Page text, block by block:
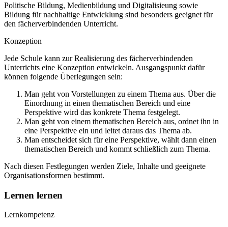
Politische Bildung, Medienbildung und Digitalisieung sowie
Bildung für nachhaltige Entwicklung sind besonders geeignet für
den fächerverbindenden Unterricht.
Konzeption
Jede Schule kann zur Realisierung des fächerverbindenden
Unterrichts eine Konzeption entwickeln. Ausgangspunkt dafür
können folgende Überlegungen sein:
Man geht von Vorstellungen zu einem Thema aus. Über die
Einordnung in einen thematischen Bereich und eine
Perspektive wird das konkrete Thema festgelegt.
Man geht von einem thematischen Bereich aus, ordnet ihn in
eine Perspektive ein und leitet daraus das Thema ab.
Man entscheidet sich für eine Perspektive, wählt dann einen
thematischen Bereich und kommt schließlich zum Thema.
Nach diesen Festlegungen werden Ziele, Inhalte und geeignete
Organisationsformen bestimmt.
Lernen lernen
Lernkompetenz